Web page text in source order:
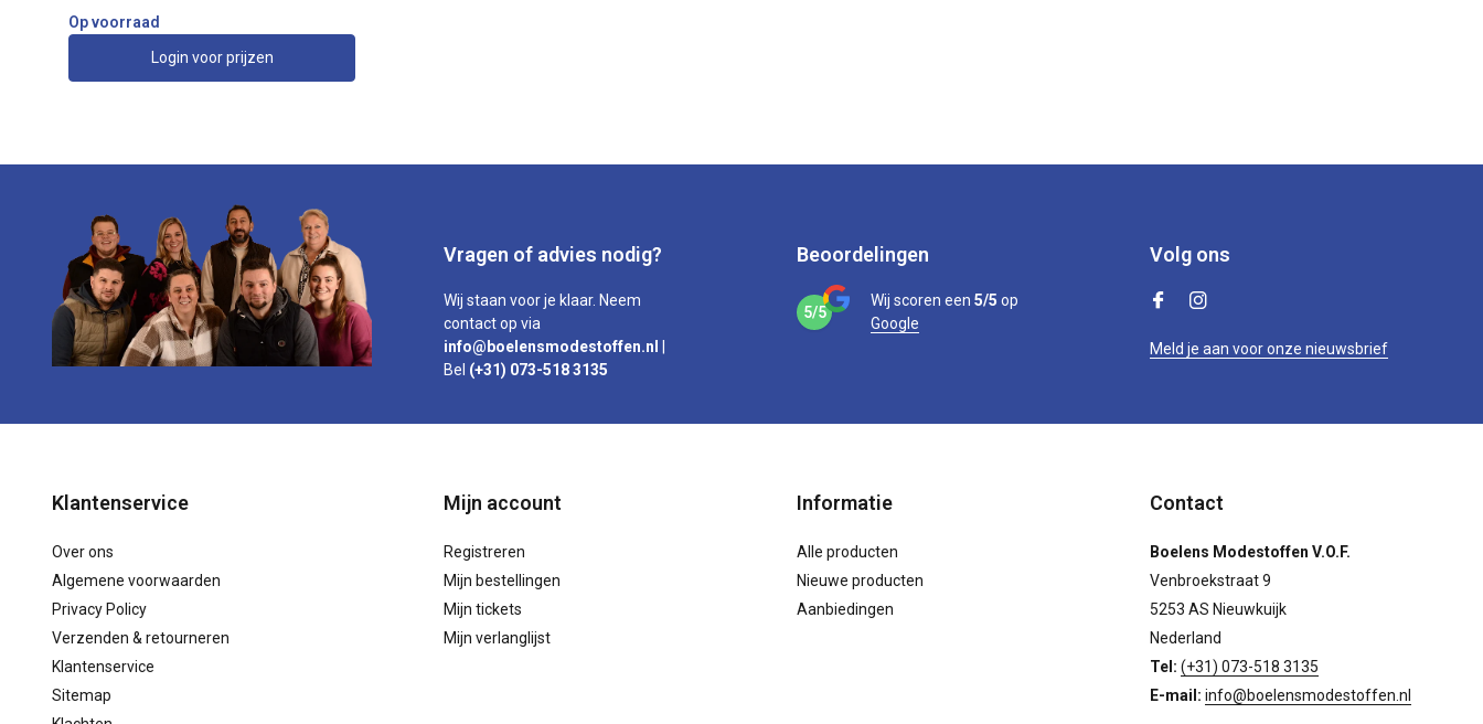
Op voorraad
Login voor prijzen
Vragen of advies nodig?
Wij staan voor je klaar. Neem
contact op via
info@boelensmodestoffen.nl
Bel (+31) 073-518 3135
Beoordelingen
5/5
Wij scoren een 5/5 op
Google
Volg ons
Meld je aan voor onze nieuwsbrief
Klantenservice
Over ons
Algemene voorwaarden
Privacy Policy
Verzenden & retourneren
Klantenservice
Sitemap
Mijn account
Registreren
Mijn bestellingen
Mijn tickets
Mijn verlanglijst
Informatie
Alle producten
Nieuwe producten
Aanbiedingen
Contact
Boelens Modestoffen V.O.F.
Venbroekstraat 9
5253 AS Nieuwkuijk
Nederland
Tel: (+31) 073-518 3135
E-mail: info@boelensmodestoffen.nl